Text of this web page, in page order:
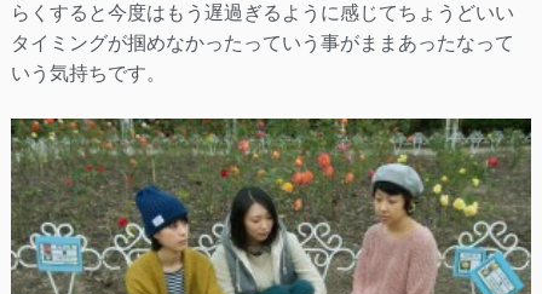
らくすると今度はもう遅過ぎるように感じてちょうどいい
タイミングが掴めなかったっていう事がままあったなって
いう気持ちです。